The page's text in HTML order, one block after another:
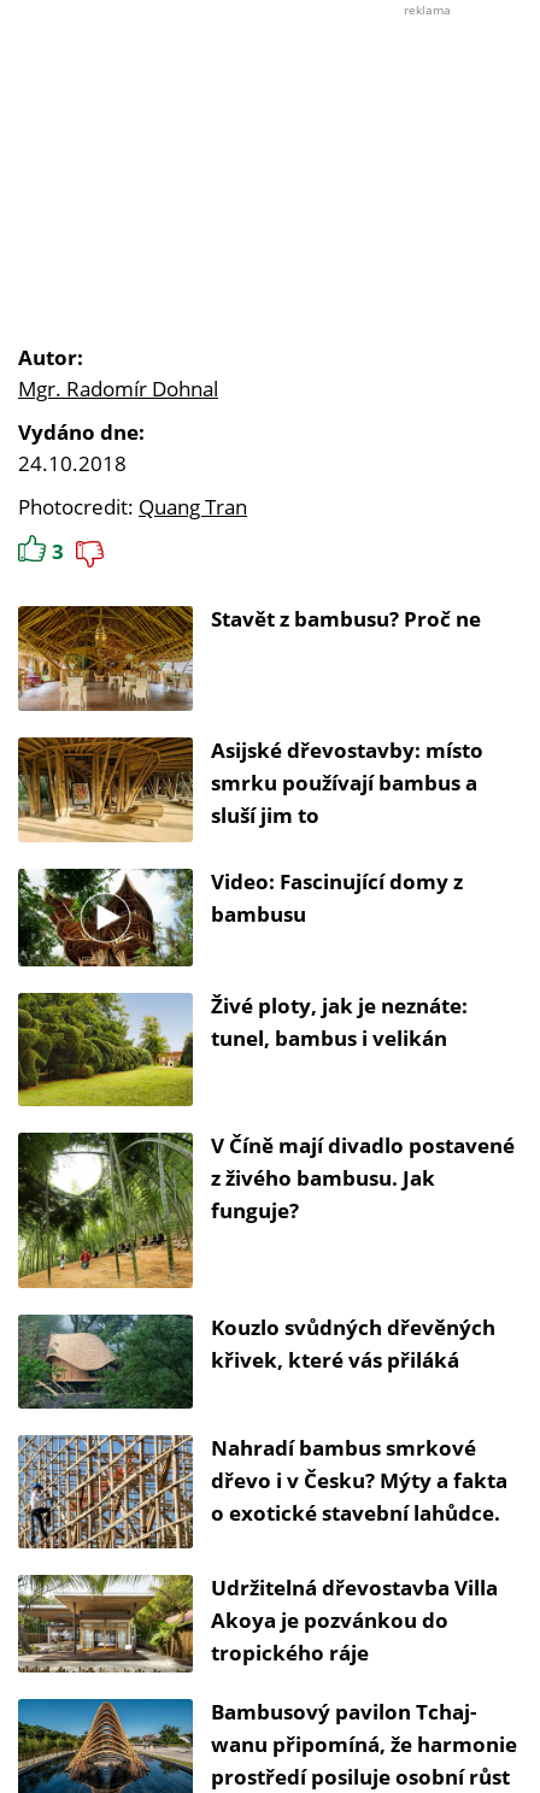
reklama
Autor:
Mgr. Radomír Dohnal
Vydáno dne:
24.10.2018
Photocredit: Quang Tran
3
Stavět z bambusu? Proč ne
Asijské dřevostavby: místo
smrku používají bambus a
sluší jim to
Video: Fascinující domy z
bambusu
Živé ploty, jak je neznáte:
tunel, bambus i velikán
V Číně mají divadlo postavené
z živého bambusu. Jak
funguje?
Kouzlo svůdných dřevěných
křivek, které vás přiláká
Nahradí bambus smrkové
dřevo i v Česku? Mýty a fakta
o exotické stavební lahůdce.
Udržitelná dřevostavba Villa
Akoya je pozvánkou do
tropického ráje
Bambusový pavilon Tchaj-
wanu připomíná, že harmonie
prostředí posiluje osobní růst